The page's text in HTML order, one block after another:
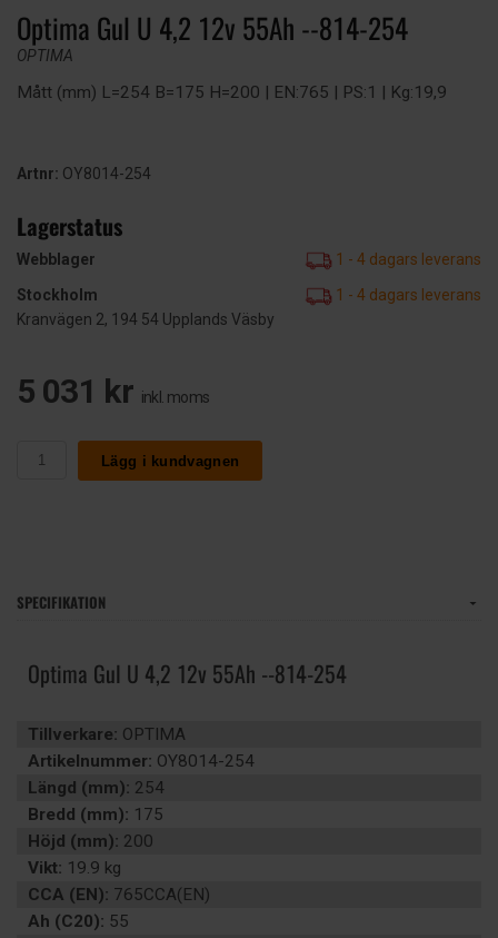
Optima Gul U 4,2 12v 55Ah --814-254
OPTIMA
Mått (mm) L=254 B=175 H=200 | EN:765 | PS:1 | Kg:19,9
Artnr: OY8014-254
Lagerstatus
Webblager
1 - 4 dagars leverans
Stockholm
1 - 4 dagars leverans
Kranvägen 2, 194 54 Upplands Väsby
5 031 kr inkl. moms
Lägg i kundvagnen
SPECIFIKATION
Optima Gul U 4,2 12v 55Ah --814-254
Tillverkare: OPTIMA
Artikelnummer: OY8014-254
Längd (mm): 254
Bredd (mm): 175
Höjd (mm): 200
Vikt: 19.9 kg
CCA (EN): 765CCA(EN)
Ah (C20): 55